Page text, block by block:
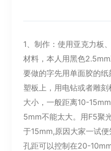
1、制作：使用亚克力板
材料，本人用黑色
要做的字先用单面胶的
塑板上，用电钻或者雕
大小，一般距离10-
5mm不能太大。用F5聚
于15mm,原因大家一试
孔距可以控制在20-